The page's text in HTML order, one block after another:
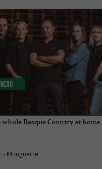
whole Basque Country at home
- Mouguerre